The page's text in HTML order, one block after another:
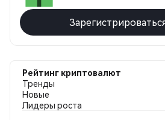
Рейтинг криптовалют
Тренды
Новые
Лидеры роста